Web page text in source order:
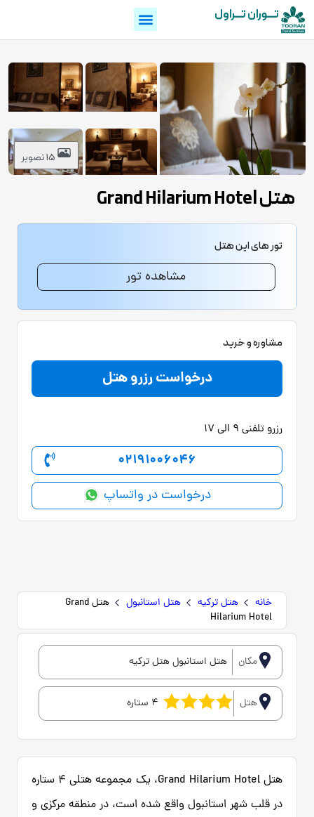
تـــوران تـــراول
15 تصویر
هتل Grand Hilarium Hotel
خانه هتل ترکیه هتل استانبول
هتل Grand
Hilarium Hotel
مکان هتل استانبول هتل ترکیه
هتل 4 ستاره
هتل Grand Hilarium Hotel، یک مجموعه هتلی 4 ستاره
در قلب شهر استانبول واقع شده است، در منطقه مرکزی و
تور های این هتل
مشاهده تور
مشاوره و خرید
درخواست رزرو هتل
رزرو تلفنی 9 الی 17
02191006046
درخواست در واتساپ